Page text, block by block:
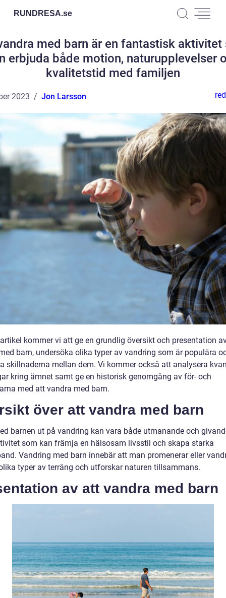
RUNDRESA.se
med barn är en fantastisk aktivitet
erbjuda både motion, naturupplevelser
kvalitetstid med familjen
2023 Jon Larsson
kommer vi att ge en grundlig översikt och presentation
barn, undersöka olika typer av vandring som är populära
skillnaderna mellan dem. Vi kommer också att analysera
kring ämnet samt ge en historisk genomgång av för- och
med att vandra med barn.
över att vandra med barn
barnen ut på vandring kan vara både utmanande och
som kan främja en hälsosam livsstil och skapa starka
Vandring med barn innebär att man promenerar eller
typer av terräng och utforskar naturen tillsammans.
av att vandra med barn